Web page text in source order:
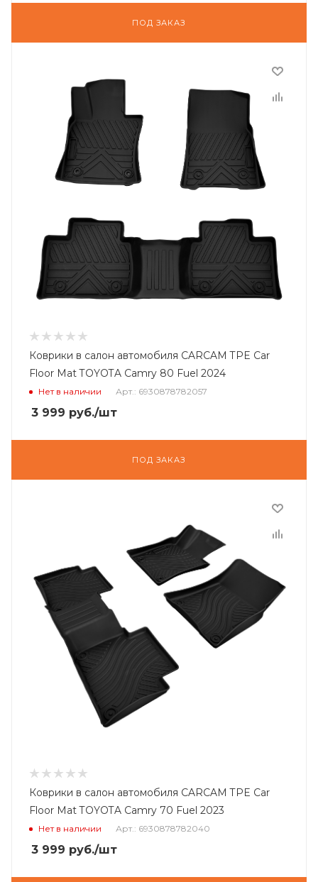
ПОД ЗАКАЗ
Коврики в салон автомобиля CARCAM TPE Car
Floor Mat TOYOTA Camry 80 Fuel 2024
Нет в наличии Арт.: 6930878782057
3 999 руб./шт
ПОД ЗАКАЗ
Коврики в салон автомобиля CARCAM TPE Car
Floor Mat TOYOTA Camry 70 Fuel 2023
Нет в наличии Арт.: 6930878782040
3 999 руб./шт